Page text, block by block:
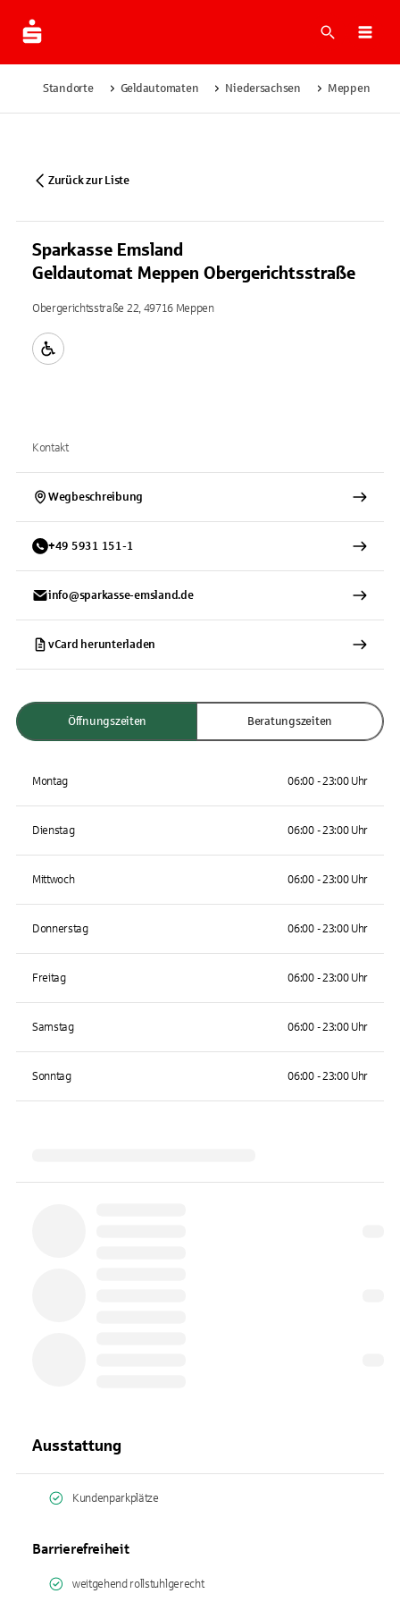
Suche
Standorte Geldautomaten Niedersachsen Meppen
Zurück zur Liste
Sparkasse Emsland
Geldautomat Meppen Obergerichtsstraße
Obergerichtsstraße 22, 49716 Meppen
Kontakt
Wegbeschreibung
+49 5931 151-1
info@sparkasse-emsland.de
vCard herunterladen
Öffnungszeiten Beratungszeiten
Montag 06:00 - 23:00 Uhr
Dienstag 06:00 - 23:00 Uhr
Mittwoch 06:00 - 23:00 Uhr
Donnerstag 06:00 - 23:00 Uhr
Freitag 06:00 - 23:00 Uhr
Samstag 06:00 - 23:00 Uhr
Sonntag 06:00 - 23:00 Uhr
Ausstattung
Kundenparkplätze
Barrierefreiheit
weitgehend rollstuhlgerecht